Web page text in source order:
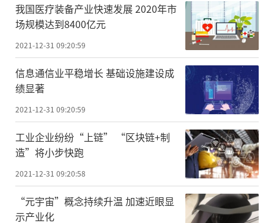
我国医疗装备产业快速发展 2020年市
场规模达到8400亿元
2021-12-31 09:20:59
信息通信业平稳增长 基础设施建设成
绩显著
2021-12-31 09:20:59
工业企业纷纷“上链” “区块链+制
造”将小步快跑
2021-12-31 09:20:58
“元宇宙”概念持续升温 加速近眼显
示产业化